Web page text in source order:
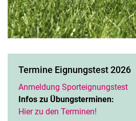
Termine Eignungstest 2026
Anmeldung Sporteignungstest
Infos zu Übungsterminen:
Hier zu den Terminen!